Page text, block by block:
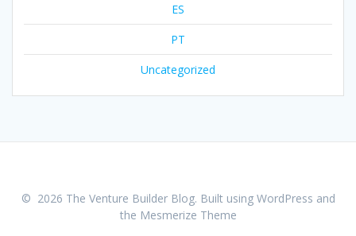
ES
PT
Uncategorized
© 2026 The Venture Builder Blog. Built using WordPress and
the Mesmerize Theme